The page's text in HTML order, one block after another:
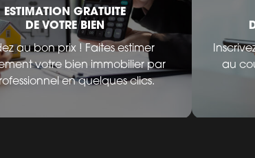
ESTIMATION GRATUITE
DE VOTRE BIEN
au bon prix ! Faites estimer
votre bien immobilier par
en quelques clics.
au